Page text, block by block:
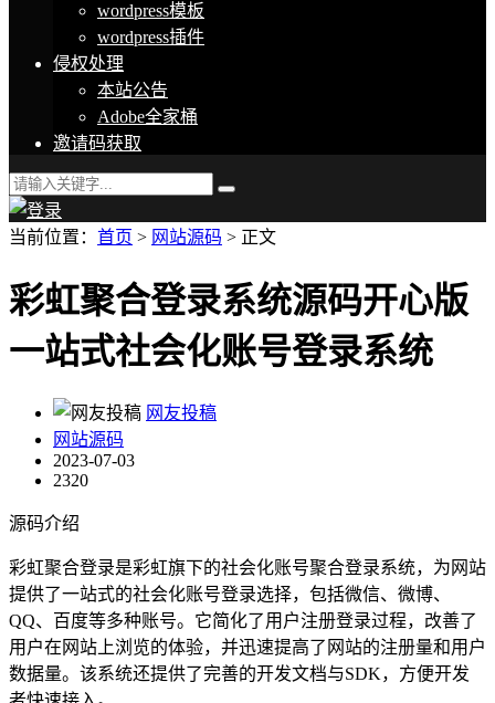
wordpress模板
wordpress插件
侵权处理
本站公告
Adobe全家桶
邀请码获取
当前位置： 首页 > 网站源码 > 正文
彩虹聚合登录系统源码开心版
一站式社会化账号登录系统
网友投稿
网站源码
2023-07-03
2320
源码介绍
彩虹聚合登录是彩虹旗下的社会化账号聚合登录系统，为网站
提供了一站式的社会化账号登录选择，包括微信、微博、
QQ、百度等多种账号。它简化了用户注册登录过程，改善了
用户在网站上浏览的体验，并迅速提高了网站的注册量和用户
数据量。该系统还提供了完善的开发文档与SDK，方便开发